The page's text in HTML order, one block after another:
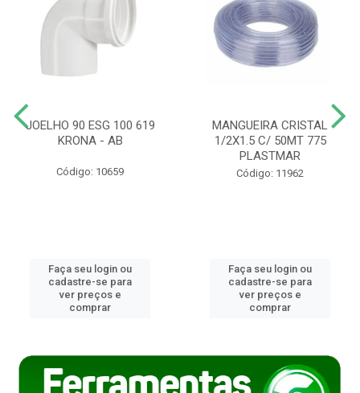
JOELHO 90 ESG 100 619
KRONA - AB
Código: 10659
Faça seu login ou
cadastre-se para
ver preços e
comprar
MANGUEIRA CRISTAL
1/2X1.5 C/ 50MT 775
PLASTMAR
Código: 11962
Faça seu login ou
cadastre-se para
ver preços e
comprar